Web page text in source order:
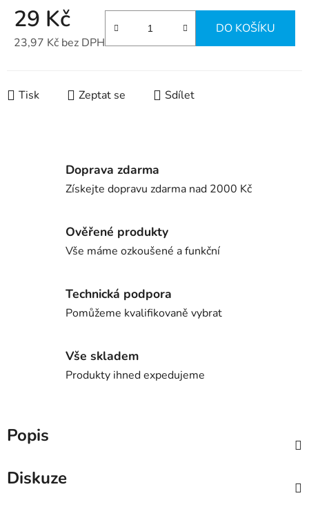
29 Kč
23,97 Kč bez DPH
DO KOŠÍKU
Tisk Zeptat se Sdílet
Doprava zdarma
Získejte dopravu zdarma nad 2000 Kč
Ověřené produkty
Vše máme ozkoušené a funkční
Technická podpora
Pomůžeme kvalifikovaně vybrat
Vše skladem
Produkty ihned expedujeme
Popis
Diskuze